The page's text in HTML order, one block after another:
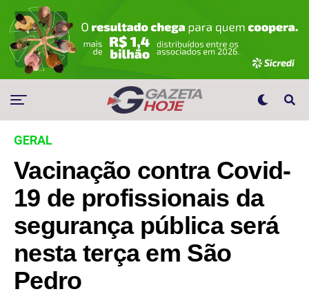
GERAL
Vacinação contra Covid-
19 de profissionais da
segurança pública será
nesta terça em São
Pedro